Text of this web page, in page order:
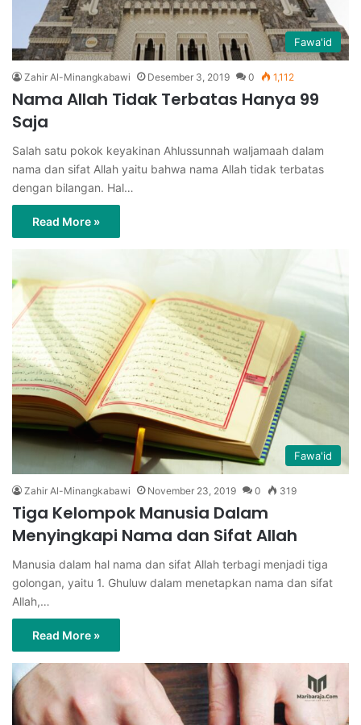
Fawa'id
Zahir Al-Minangkabawi Desember 3, 2019 0 1,112
Nama Allah Tidak Terbatas Hanya 99
Saja
Salah satu pokok keyakinan Ahlussunnah waljamaah dalam
nama dan sifat Allah yaitu bahwa nama Allah tidak terbatas
dengan bilangan. Hal…
Read More »
Fawa'id
Zahir Al-Minangkabawi November 23, 2019 0 319
Tiga Kelompok Manusia Dalam
Menyingkapi Nama dan Sifat Allah
Manusia dalam hal nama dan sifat Allah terbagi menjadi tiga
golongan, yaitu 1. Ghuluw dalam menetapkan nama dan sifat
Allah,…
Read More »